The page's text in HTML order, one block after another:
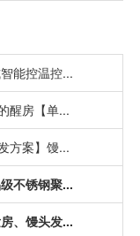
能控温控...
醒房【单...
方案】馒...
不锈钢聚...
、馒头发...